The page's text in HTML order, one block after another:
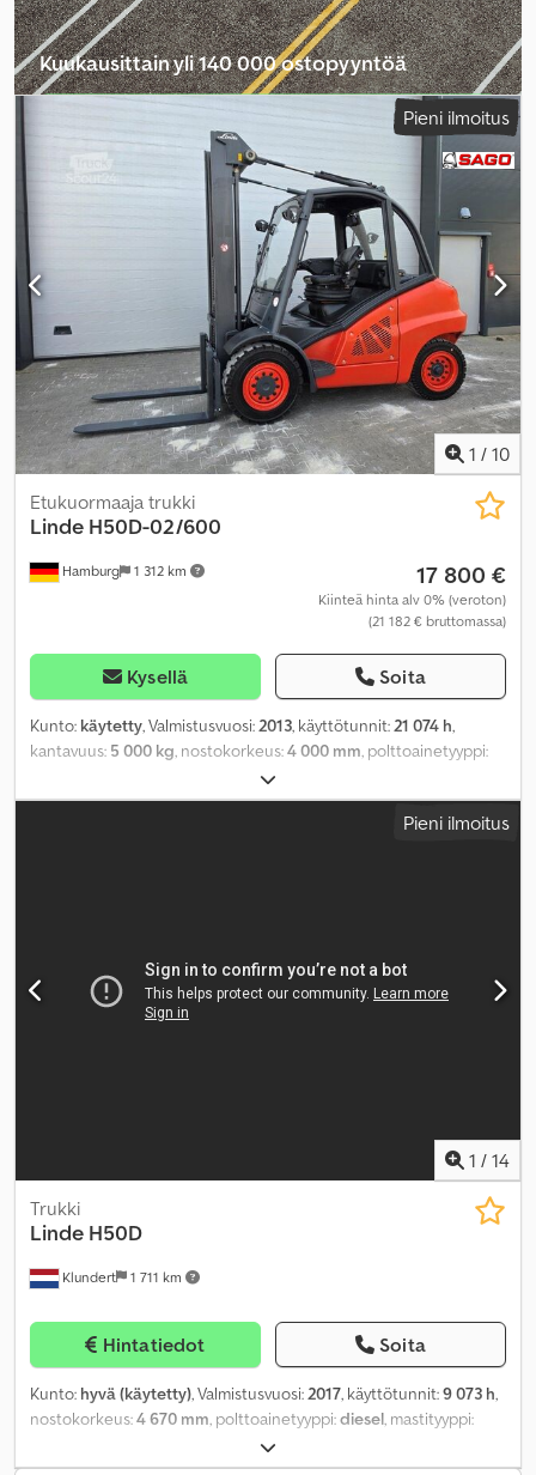
Kuukausittain yli 140 000 ostopyyntöä
Valitse jälleenmyyjäpaketti Pieni ilmoitus
1 / 10
Hamburg 1 312 km
Etukuormaaja trukki
Linde H50D-02/600
17 800 €
Kiinteä hinta alv 0% (veroton)
(21 182 € bruttomassa)
Kysellä Soita
Kunto: käytetty, Valmistusvuosi:2013, käyttötunnit:21 074 h,
kantavuus: 5 000 kg, nostokorkeus:4 000 mm, polttoainetyyppi:
, rakennuskorkeus:
renkaiden kunto:50 prosentti, eturenkaan koko:3.00-15,
, kokonaispituus:
Pieni ilmoitus
1 / 14
Klundert 1 711 km
Trukki
Linde H50D
Hintatiedot Soita
Kunto: hyvä (käytetty), Valmistusvuosi:2017, käyttötunnit:9 073 h,
nostokorkeus:4 670 mm, polttoainetyyppi:diesel, mastityyppi:
hydrostaattinen
mm, väri:punainen,